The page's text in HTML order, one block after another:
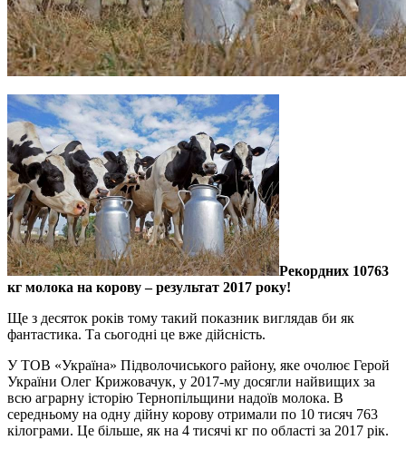
Рекордних 10763
кг молока на корову – результат 2017 року!
Ще з десяток років тому такий показник виглядав би як
фантастика. Та сьогодні це вже дійсність.
У ТОВ «Україна» Підволочиського району, яке очолює Герой
України Олег Крижовачук, у 2017-му досягли найвищих за
всю аграрну історію Тернопільщини надоїв молока. В
середньому на одну дійну корову отримали по 10 тисяч 763
кілограми. Це більше, як на 4 тисячі кг по області за 2017 рік.